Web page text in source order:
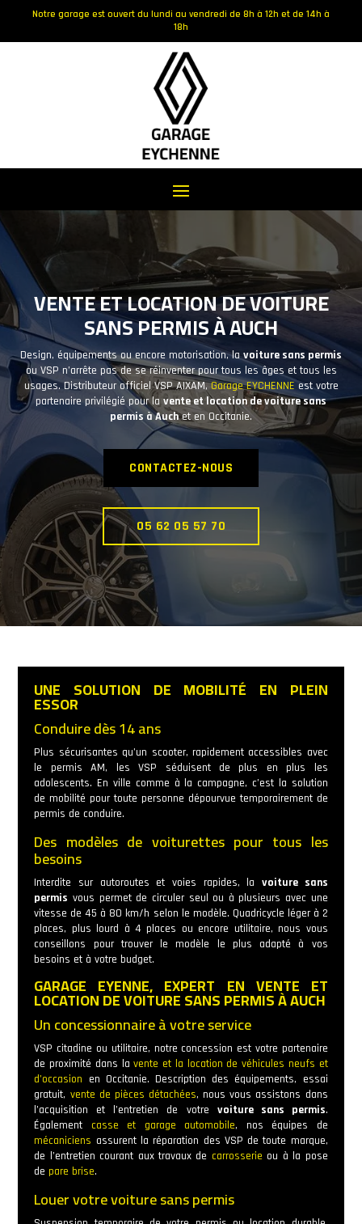
Notre garage est ouvert du lundi au vendredi de 8h à 12h et de 14h à
18h
VENTE ET LOCATION DE VOITURE
SANS PERMIS À AUCH
Design, équipements ou encore motorisation, lavoiture sans permis
ou VSP n’arrête pas de se réinventer pour tous les âges et tous les
usages. Distributeur officiel VSP AIXAM,Garage EYCHENNEest votre
partenaire privilégié pour lavente et location de voiture sans
permis à Auchet en Occitanie.
CONTACTEZ-NOUS
05 62 05 57 70
UNE SOLUTION DE MOBILITÉ EN PLEIN
ESSOR
Conduire dès 14 ans
Plus sécurisantes qu’un scooter, rapidement accessibles avec
le permis AM, les VSP séduisent de plus en plus les
adolescents. En ville comme à la campagne, c’est la solution
de mobilité pour toute personne dépourvue temporairement de
permis de conduire.
Des modèles de voiturettes pour tous les
besoins
Interdite sur autoroutes et voies rapides, la voiture sans
permis vous permet de circuler seul ou à plusieurs avec une
vitesse de 45 à 80 km/h selon le modèle. Quadricycle léger à 2
places, plus lourd à 4 places ou encore utilitaire, nous vous
conseillons pour trouver le modèle le plus adapté à vos
besoins et à votre budget.
GARAGE EYENNE, EXPERT EN VENTE ET
LOCATION DE VOITURE SANS PERMIS À AUCH
Un concessionnaire à votre service
VSP citadine ou utilitaire, notre concession est votre partenaire
de proximité dans lavente et la location de véhicules neufs et
d’occasion en Occitanie. Description des équipements, essai
gratuit, vente de pièces détachées, nous vous assistons dans
l’acquisition et l’entretien de votre voiture sans permis.
Également casse et garage automobile, nos équipes de
mécaniciens assurent la réparation des VSP de toute marque,
de l’entretien courant aux travaux de carrosserieou à la pose
de pare brise.
Louer votre voiture sans permis